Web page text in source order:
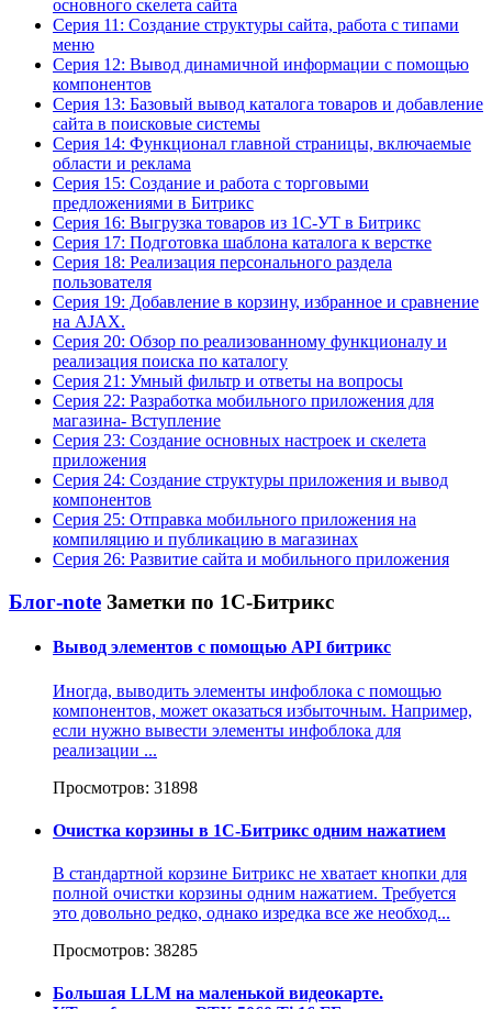
основного скелета сайта
Серия 11: Создание структуры сайта, работа с типами
меню
Серия 12: Вывод динамичной информации с помощью
компонентов
Серия 13: Базовый вывод каталога товаров и добавление
сайта в поисковые системы
Серия 14: Функционал главной страницы, включаемые
области и реклама
Серия 15: Создание и работа с торговыми
предложениями в Битрикс
Серия 16: Выгрузка товаров из 1С-УТ в Битрикс
Серия 17: Подготовка шаблона каталога к верстке
Серия 18: Реализация персонального раздела
пользователя
Серия 19: Добавление в корзину, избранное и сравнение
на AJAX.
Серия 20: Обзор по реализованному функционалу и
реализация поиска по каталогу
Серия 21: Умный фильтр и ответы на вопросы
Серия 22: Разработка мобильного приложения для
магазина- Вступление
Серия 23: Создание основных настроек и скелета
приложения
Серия 24: Создание структуры приложения и вывод
компонентов
Серия 25: Отправка мобильного приложения на
компиляцию и публикацию в магазинах
Серия 26: Развитие сайта и мобильного приложения
Блог-note Заметки по 1С-Битрикс
Вывод элементов с помощью API битрикс
Иногда, выводить элементы инфоблока с помощью
компонентов, может оказаться избыточным. Например,
если нужно вывести элементы инфоблока для
реализации ...
Просмотров: 31898
Очистка корзины в 1С-Битрикс одним нажатием
В стандартной корзине Битрикс не хватает кнопки для
полной очистки корзины одним нажатием. Требуется
это довольно редко, однако изредка все же необход...
Просмотров: 38285
Большая LLM на маленькой видеокарте.